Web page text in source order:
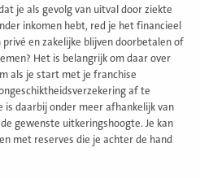
je als gevolg van uitval door ziekte
inkomen hebt, red je het financieel
en zakelijke blijven doorbetalen of
Het is belangrijk om daar over
als je start met je franchise
af te
is daarbij onder meer afhankelijk van
gewenste uitkeringshoogte. Je kan
met reserves die je achter de hand